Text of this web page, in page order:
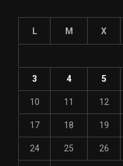
L M X
3 4 5
10 11 12
17 18 19
24 25 26